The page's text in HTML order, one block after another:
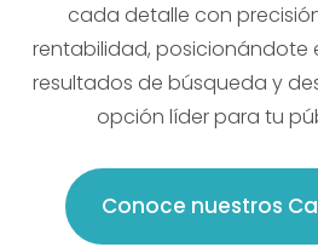
cada detalle con
rentabilidad, posicionándote
resultados de búsqueda y
opción líder para tu
Conoce nuestros